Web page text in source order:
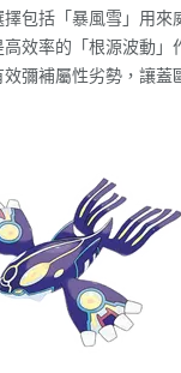
包括「暴風雪」用來
效率的「根源波動」
彌補屬性劣勢，讓蓋